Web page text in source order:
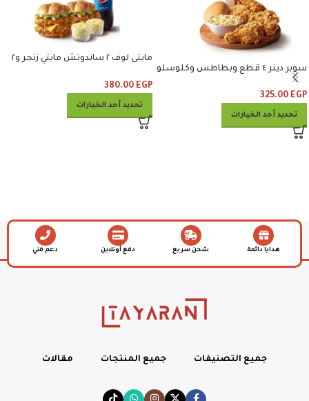
سوبر دينر ٤ قطع وبطاطس وكلوسلو
325.00 EGP
تحديد أحد الخيارات
مايتى لوف ٢ ساندوتش مايتي زنجر و٢
380.00 EGP
تحديد أحد الخيارات
هدايا دائمة شحن سريع دفع أونلاين دعم فني
جميع التصنيفات جميع المنتجات مقالات